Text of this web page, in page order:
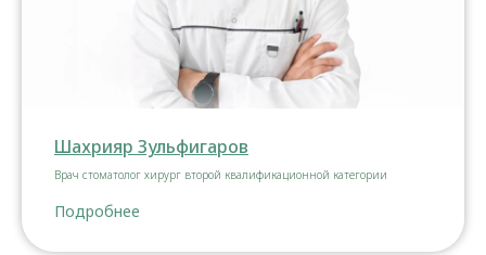
Шахрияр Зульфигаров
Врач стоматолог хирург второй квалификационной категории
Подробнее